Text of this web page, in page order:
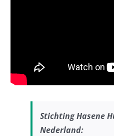
Stichting Hasene
Nederland: